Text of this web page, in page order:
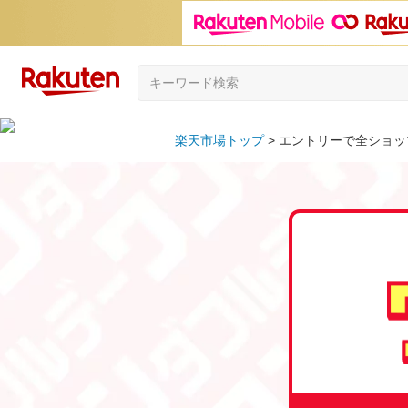
楽天市場トップ エントリーで全ショ